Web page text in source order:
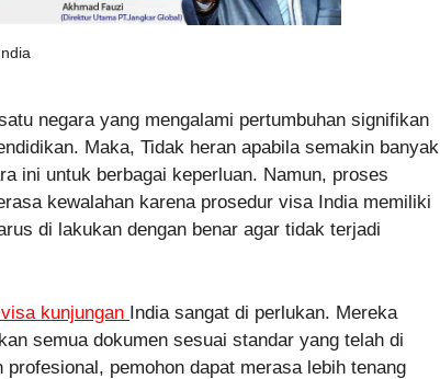
negara yang mengalami pertumbuhan signifikan
Maka, Tidak heran apabila semakin banyak
ini untuk berbagai keperluan. Namun, proses
kewalahan karena prosedur visa India memiliki
di lakukan dengan benar agar tidak terjadi
visa kunjungan India sangat di perlukan. Mereka
semua dokumen sesuai standar yang telah di
pemohon dapat merasa lebih tenang